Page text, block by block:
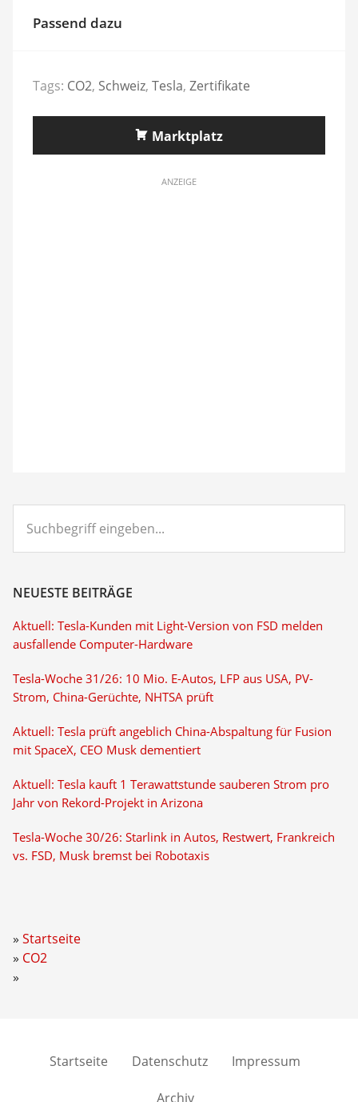
Passend dazu
Tags: CO2, Schweiz, Tesla, Zertifikate
Marktplatz
ANZEIGE
eingeben...
NEUESTE BEITRÄGE
Aktuell: Tesla-Kunden mit Light-Version von FSD melden
ausfallende Computer-Hardware
Tesla-Woche 31/26: 10 Mio. E-Autos, LFP aus USA, PV-
Strom, China-Gerüchte, NHTSA prüft
Aktuell: Tesla prüft angeblich China-Abspaltung für Fusion
mit SpaceX, CEO Musk dementiert
Aktuell: Tesla kauft 1 Terawattstunde sauberen Strom pro
Jahr von Rekord-Projekt in Arizona
Tesla-Woche 30/26: Starlink in Autos, Restwert, Frankreich
vs. FSD, Musk bremst bei Robotaxis
Startseite
CO2
Startseite Datenschutz Impressum
Archiv